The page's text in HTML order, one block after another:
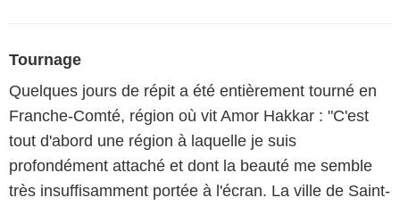
Tournage
Quelques jours de répit a été entièrement tourné en
Franche-Comté, région où vit Amor Hakkar : "C'est
tout d'abord une région à laquelle je suis
profondément attaché et dont la beauté me semble
très insuffisamment portée à l'écran. La ville de Saint-